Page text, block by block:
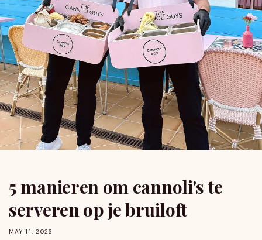
5 manieren om cannoli's te
serveren op je bruiloft
MAY 11, 2026